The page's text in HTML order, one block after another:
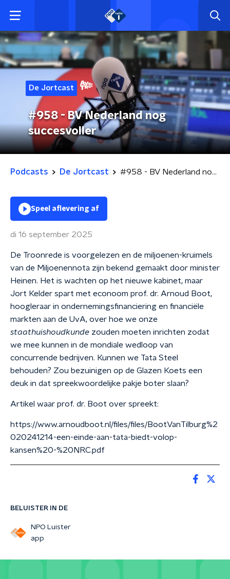
De Jortcast
#958 - BV Nederland nog
succesvoller
Podcasts De Jortcast #958 - BV Nederland nog succesvoller
BELUISTER IN DE
NPO Luister
app
Speel aflevering af
di 16 september 2025
De Troonrede is voorgelezen en de miljoenen-kruimels
van de Miljoenennota zijn bekend gemaakt door minister
Heinen. Het is wachten op het nieuwe kabinet, maar
Jort Kelder spart met econoom prof. dr. Arnoud Boot,
hoogleraar in ondernemingsfinanciering en financiële
markten aan de UvA, over hoe we onze
staathuishoudkunde zouden moeten inrichten zodat
we mee kunnen in de mondiale wedloop van
concurrende bedrijven. Kunnen we Tata Steel
behouden? Zou bezuinigen op de Glazen Koets een
deuk in dat spreekwoordelijke pakje boter slaan?
Artikel waar prof. dr. Boot over spreekt:
https://www.arnoudboot.nl/files/files/BootVanTilburg%2
020241214-een-einde-aan-tata-biedt-volop-
kansen%20-%20NRC.pdf